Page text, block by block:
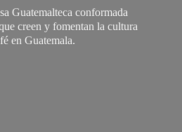
Guatemalteca conformada
creen y fomentan la cultura
en Guatemala.